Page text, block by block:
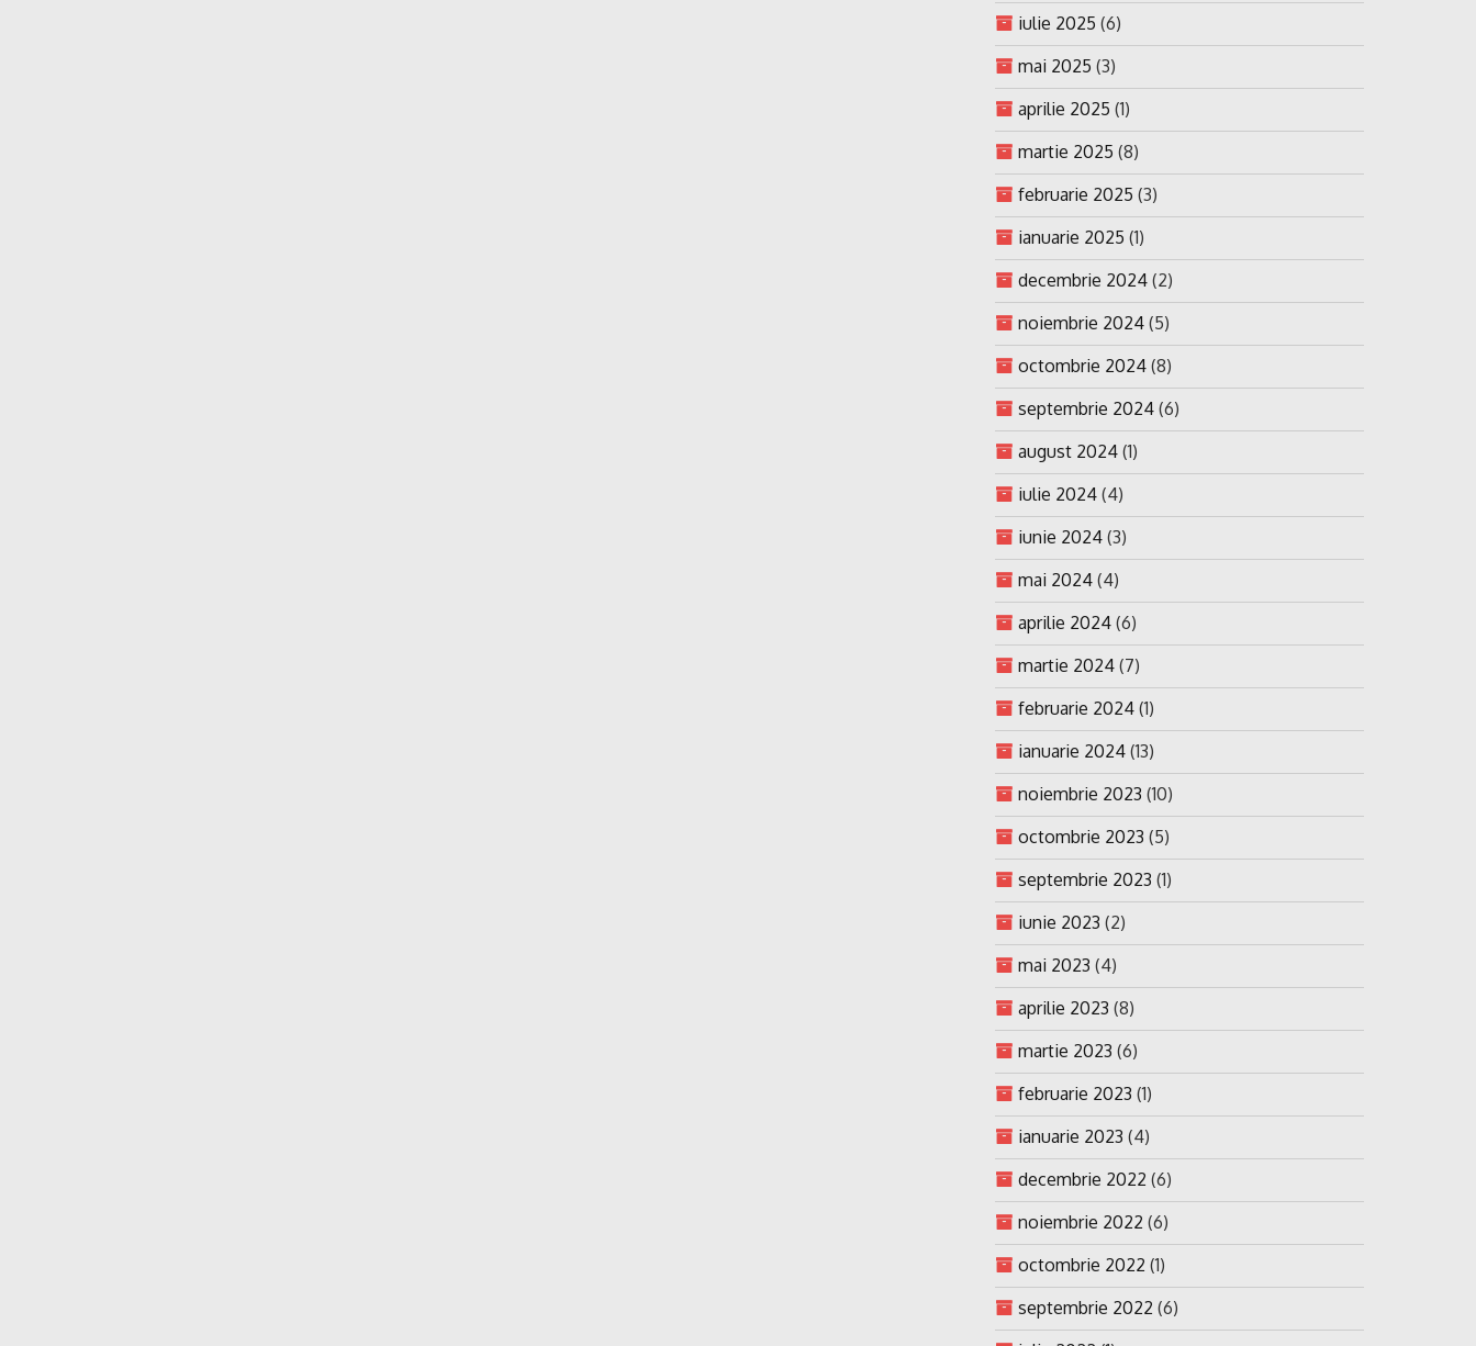
iulie 2025 (6)
mai 2025 (3)
aprilie 2025 (1)
martie 2025 (8)
februarie 2025 (3)
ianuarie 2025 (1)
decembrie 2024 (2)
noiembrie 2024 (5)
octombrie 2024 (8)
septembrie 2024 (6)
august 2024 (1)
iulie 2024 (4)
iunie 2024 (3)
mai 2024 (4)
aprilie 2024 (6)
martie 2024 (7)
februarie 2024 (1)
ianuarie 2024 (13)
noiembrie 2023 (10)
octombrie 2023 (5)
septembrie 2023 (1)
iunie 2023 (2)
mai 2023 (4)
aprilie 2023 (8)
martie 2023 (6)
februarie 2023 (1)
ianuarie 2023 (4)
decembrie 2022 (6)
noiembrie 2022 (6)
octombrie 2022 (1)
septembrie 2022 (6)